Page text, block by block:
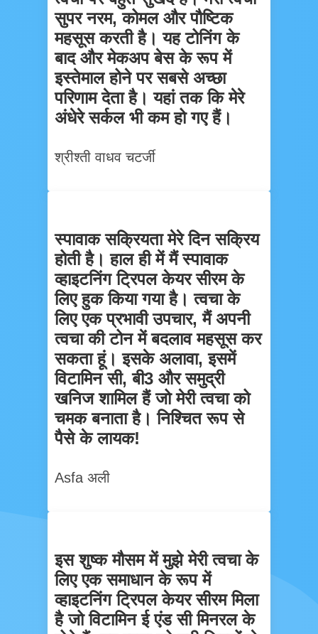
सुपर नरम, कोमल और पौष्टिक
महसूस करती है। यह टोनिंग के
बाद और मेकअप बेस के रूप में
इस्तेमाल होने पर सबसे अच्छा
परिणाम देता है। यहां तक कि मेरे
अंधेरे सर्कल भी कम हो गए हैं।
श्रीश्ती वाधव चटर्जी
स्पावाक सक्रियता मेरे दिन सक्रिय
होती है। हाल ही में मैं स्पावाक
व्हाइटनिंग ट्रिपल केयर सीरम के
लिए हुक किया गया है। त्वचा के
लिए एक प्रभावी उपचार, मैं अपनी
त्वचा की टोन में बदलाव महसूस कर
सकता हूं। इसके अलावा, इसमें
विटामिन सी, बी3 और समुद्री
खनिज शामिल हैं जो मेरी त्वचा को
चमक बनाता है। निश्चित रूप से
पैसे के लायक!
Asfa अली
इस शुष्क मौसम में मुझे मेरी त्वचा के
लिए एक समाधान के रूप में
व्हाइटनिंग ट्रिपल केयर सीरम मिला
है जो विटामिन ई एंड सी मिनरल के